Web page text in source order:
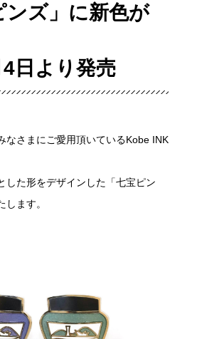
ズ」に新色が
日より発売
なさまにご愛用頂いているKobe INK
した形をデザインした「七宝ピン
します。